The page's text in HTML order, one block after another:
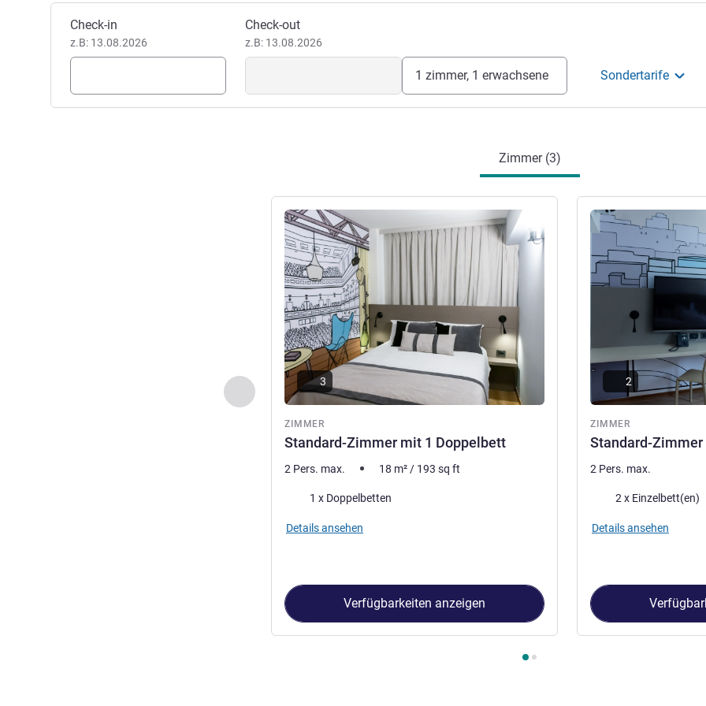
Dieses Hotel buchen
Check-in
z.B: 13.08.2026
Check-out
z.B: 13.08.2026
1 zimmer, 1 erwachsene Sondertarife
Zimmer (3)
Zurück - Zimmer
ZIMMER
Standard-Zimmer mit 1 Doppelbett
Details ansehen
3
2 Pers. max. 18 m² / 193 sq ft
Bettwäsche
1 x Doppelbetten
Details ansehen
Verfügbarkeiten anzeigen
ZIMMER
Standard-Zimmer
Details ansehen
2
2 Pers. max.
Bettwäsche
2 x Einzelbett(en)
Details ansehen